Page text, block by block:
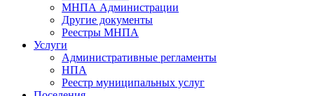
МНПА Администрации
Другие документы
Реестры МНПА
Услуги
Административные регламенты
НПА
Реестр муниципальных услуг